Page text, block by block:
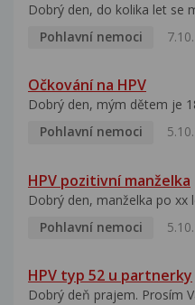
Dobrý den, do kolika let se
Pohlavní nemoci
Očkování na HPV
Dobrý den, mým dětem je
Pohlavní nemoci
HPV pozitivní manželka
Dobrý den, manželka po xx
Pohlavní nemoci
HPV typ 52 u partnerky
Dobrý deň prajem. Prosím